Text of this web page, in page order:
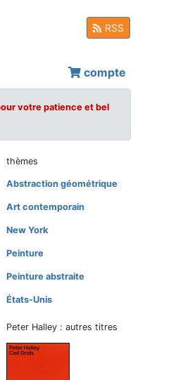
RSS
compte
votre patience et bel
thèmes
Abstraction géométrique
Art contemporain
New York
Peinture
Peinture abstraite
États-Unis
Peter Halley : autres titres